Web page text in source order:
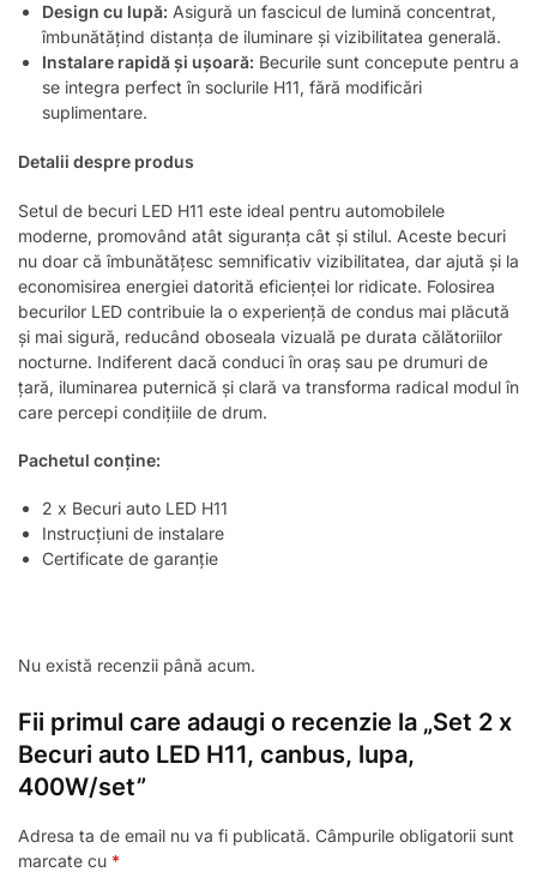
Design cu lupă: Asigură un fascicul de lumină concentrat,
îmbunătățind distanța de iluminare și vizibilitatea generală.
Instalare rapidă și ușoară: Becurile sunt concepute pentru a
se integra perfect în soclurile H11, fără modificări
suplimentare.
Detalii despre produs
Setul de becuri LED H11 este ideal pentru automobilele
moderne, promovând atât siguranța cât și stilul. Aceste becuri
nu doar că îmbunătățesc semnificativ vizibilitatea, dar ajută și la
economisirea energiei datorită eficienței lor ridicate. Folosirea
becurilor LED contribuie la o experiență de condus mai plăcută
și mai sigură, reducând oboseala vizuală pe durata călătoriilor
nocturne. Indiferent dacă conduci în oraș sau pe drumuri de
țară, iluminarea puternică și clară va transforma radical modul în
care percepi condițiile de drum.
Pachetul conține:
2 x Becuri auto LED H11
Instrucțiuni de instalare
Certificate de garanție
Nu există recenzii până acum.
Fii primul care adaugi o recenzie la „Set 2 x
Becuri auto LED H11, canbus, lupa,
400W/set”
Adresa ta de email nu va fi publicată. Câmpurile obligatorii sunt
marcate cu *